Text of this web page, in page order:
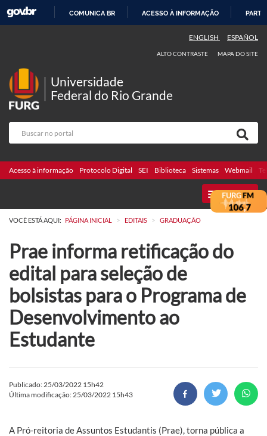
COMUNICA BR ACESSO À INFORMAÇÃO
ENGLISH ESPAÑOL
ALTO CONTRASTE MAPA DO SITE
Universidade
Federal do Rio Grande
Acesso à informação Protocolo Digital SEI Biblioteca Sistemas Webmail
MENU
VOCÊ ESTÁ AQUI: PÁGINA INICIAL > EDITAIS > GRADUAÇÃO
Prae informa retificação do
edital para seleção de
bolsistas para o Programa de
Desenvolvimento ao
Estudante
Publicado: 25/03/2022 15h42
Última modificação: 25/03/2022 15h43
A Pró-reitoria de Assuntos Estudantis (Prae), torna pública a